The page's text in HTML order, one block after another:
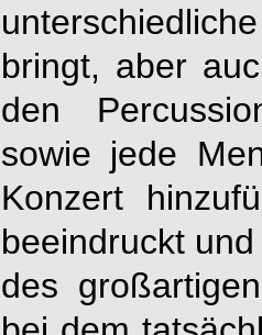
bringt, aber
den
sowie jede
Konzert
beeindruckt
des